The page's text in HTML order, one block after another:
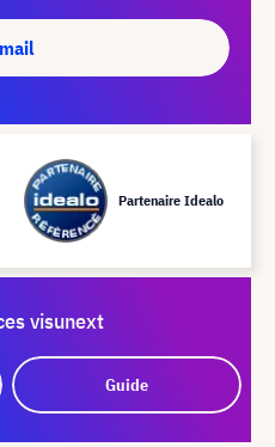
Partenaire Idealo
visunext
Guide